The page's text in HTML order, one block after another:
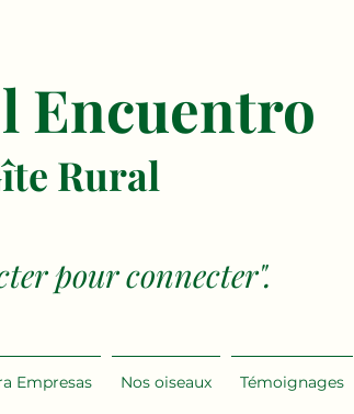
Encuentro
Rural
pour connecter".
Empresas Nos oiseaux Témoignages